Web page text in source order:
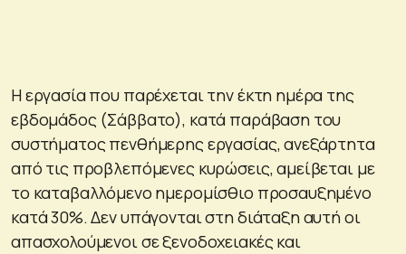
Η εργασία που παρέχεται την έκτη ημέρα της
εβδομάδος (Σάββατο), κατά παράβαση του
συστήματος πενθήμερης εργασίας, ανεξάρτητα
από τις προβλεπόμενες κυρώσεις, αμείβεται με
το καταβαλλόμενο ημερομίσθιο προσαυξημένο
κατά 30%. Δεν υπάγονται στη διάταξη αυτή οι
απασχολούμενοι σε ξενοδοχειακές και